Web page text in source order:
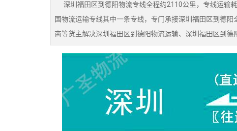
深圳福田区到德阳物流专线全程约2110公里，专线运输
国物流运输专线其中一条专线，专门承接深圳福田区到德
商等货主解决深圳福田区到德阳物流运输、深圳福田区到德